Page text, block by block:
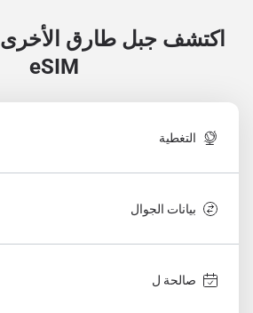
اكتشف جبل طارق الأخرى
eSIM
التغطية
بيانات الجوال
صالحة ل